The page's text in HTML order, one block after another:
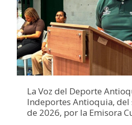
La Voz del Deporte
Indeportes Antioquia,
de 2026, por la Emisora